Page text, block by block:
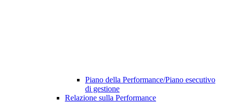
Piano della Performance/Piano esecutivo
di gestione
Relazione sulla Performance